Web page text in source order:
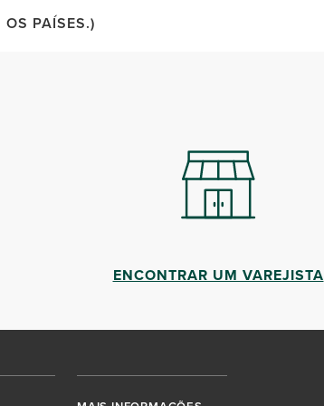
PAÍSES.)
ENCONTRAR UM VAREJISTA